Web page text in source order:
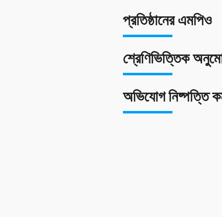
প্রতিষ্ঠানের এমপিও
শ্রেণিভিত্তিক
অভিযোগ নিষ্পত্তি